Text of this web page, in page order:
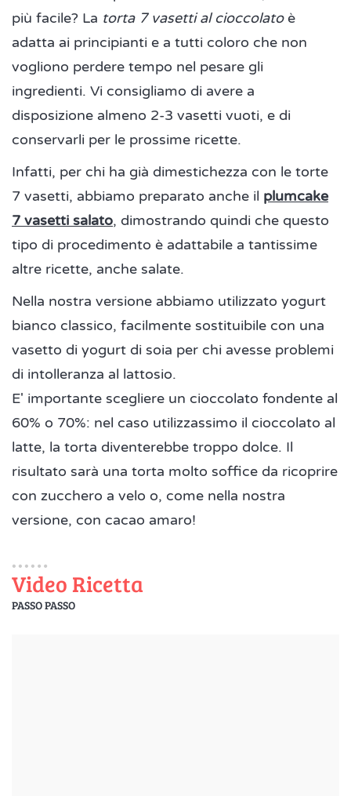
più facile? La torta 7 vasetti al cioccolatoè
adatta ai principianti e a tutti coloro che non
vogliono perdere tempo nel pesare gli
ingredienti. Vi consigliamo di avere a
disposizione almeno 2-3 vasetti vuoti, e di
conservarli per le prossime ricette.
Infatti, per chi ha già dimestichezza con le torte
7 vasetti, abbiamo preparato anche il plumcake
7 vasetti salato, dimostrando quindi che questo
tipo di procedimento è adattabile a tantissime
altre ricette, anche salate.
Nella nostra versione abbiamo utilizzato yogurt
bianco classico, facilmente sostituibile con una
vasetto di yogurt di soia per chi avesse problemi
di intolleranza al lattosio.
E' importante scegliere un cioccolato fondente al
60% o 70%: nel caso utilizzassimo il cioccolato al
latte, la torta diventerebbe troppo dolce. Il
risultato sarà una torta molto soffice da ricoprire
con zucchero a velo o, come nella nostra
versione, con cacao amaro!
Video Ricetta
PASSO PASSO